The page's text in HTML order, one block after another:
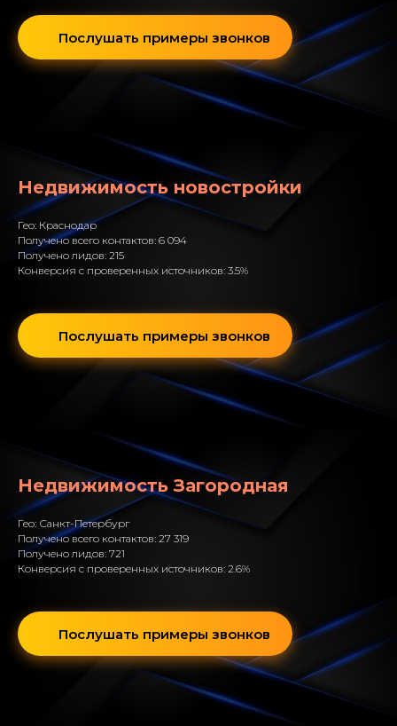
Послушать примеры звонков
Недвижимость новостройки
Гео: Краснодар
Получено всего контактов: 6 094
Получено лидов: 215
Конверсия с проверенных источников: 3.5%
Послушать примеры звонков
Недвижимость Загородная
Гео: Санкт-Петербург
Получено всего контактов: 27 319
Получено лидов: 721
Конверсия с проверенных источников: 2.6%
Послушать примеры звонков